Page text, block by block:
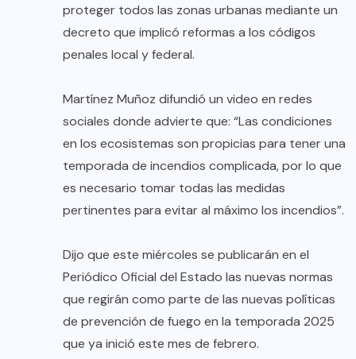
proteger todos las zonas urbanas mediante un
decreto que implicó reformas a los códigos
penales local y federal.
Martínez Muñoz difundió un video en redes
sociales donde advierte que: “Las condiciones
en los ecosistemas son propicias para tener una
temporada de incendios complicada, por lo que
es necesario tomar todas las medidas
pertinentes para evitar al máximo los incendios”.
Dijo que este miércoles se publicarán en el
Periódico Oficial del Estado las nuevas normas
que regirán como parte de las nuevas políticas
de prevención de fuego en la temporada 2025
que ya inició este mes de febrero.